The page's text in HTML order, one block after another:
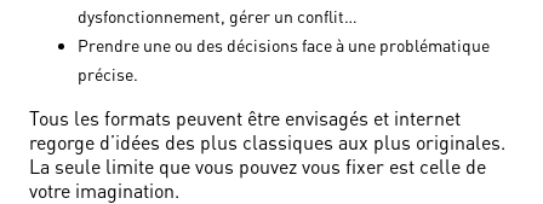
dysfonctionnement, gérer un conflit…
Prendre une ou des décisions face à une problématique
précise.
Tous les formats peuvent être envisagés et internet
regorge d’idées des plus classiques aux plus originales.
La seule limite que vous pouvez vous fixer est celle de
votre imagination.